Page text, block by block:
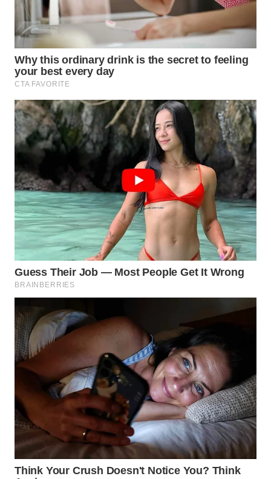
WN
GORONTALO
WN
SULUT
WN
MALUKU
WN
WN
DAIRI
WN
DANAU
TOBA
NIAS
WN
LANGKAT
WN
TAPANULI
SELATAN
TANJUNG
LESUNG